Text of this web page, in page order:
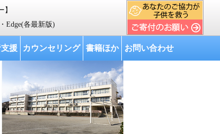
を行い、 我が国をはじめ世界各国の教育の向上に寄与する」 ことを目
】
Edge(各最新版)
援 カウンセリング 書籍ほか お問い合わせ